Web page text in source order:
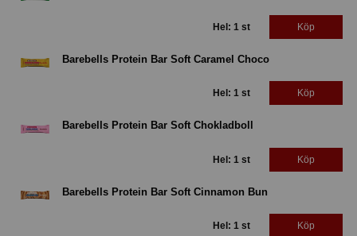
Hel: 1 st Köp
Barebells Protein Bar Soft Caramel Choco
Hel: 1 st Köp
Barebells Protein Bar Soft Chokladboll
Hel: 1 st Köp
Barebells Protein Bar Soft Cinnamon Bun
Hel: 1 st Köp